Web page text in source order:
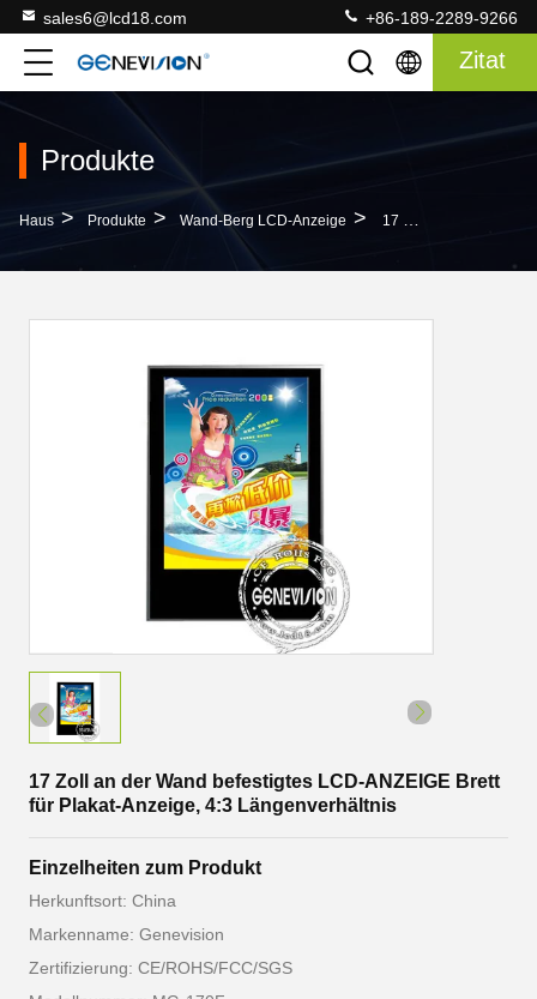
sales6@lcd18.com +86-189-2289-9266
Zitat
Produkte
Haus > Produkte > Wand-Berg LCD-Anzeige > 17 Zoll An Der Wand Befestigtes LCD-ANZEIGE Brett Für Plakat-Anzeige, 4:3 Längenverhältnis
17 Zoll an der Wand befestigtes LCD-ANZEIGE Brett
für Plakat-Anzeige, 4:3 Längenverhältnis
Einzelheiten zum Produkt
Herkunftsort: China
Markenname: Genevision
Zertifizierung: CE/ROHS/FCC/SGS